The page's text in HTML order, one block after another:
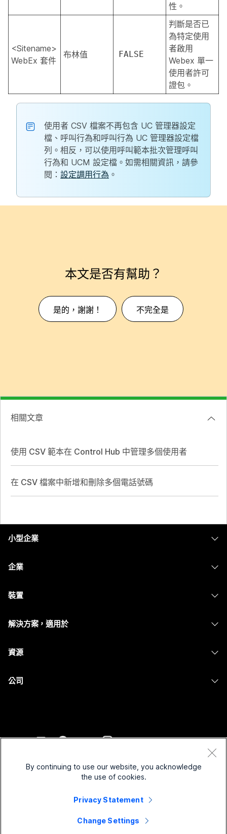
性。
<Sitename>
WebEx 套件
布林值 FALSE
判斷是否已
為特定使用
者啟用
Webex 單一
使用者許可
證包。
使用者 CSV 檔案不再包含 UC 管理器設定
檔、呼叫行為和呼叫行為 UC 管理器設定檔
列。相反，可以使用呼叫範本批次管理呼叫
行為和 UCM 設定檔。如需相關資訊，請參
閱： 設定調用行為 。
本文是否有幫助？
是的，謝謝！ 不完全是
相關文章
使用 CSV 範本在 Control Hub 中管理多個使用者
在 CSV 檔案中新增和刪除多個電話號碼
小型企業
企業
安全性
裝置
解決方案，適用於
非營利
啟動
混合式工作
資源
包容性
公司
聯絡銷售人員
Webex 思想領導力
Webex Merch Store
職業
隱私權聲明
By continuing to use our website, you acknowledge
the use of cookies.
Privacy Statement
Change Settings